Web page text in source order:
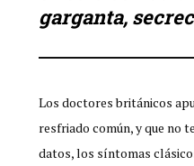
garganta,
Los doctores británicos
resfriado común, y que no
datos, los síntomas